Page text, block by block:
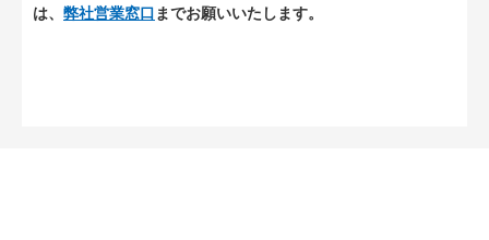
は、 弊社営業窓口 までお願いいたします。